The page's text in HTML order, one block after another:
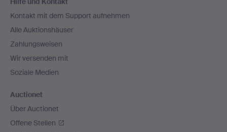
Navigation
Kontakt mit dem Support aufnehmen
Alle Auktionshäuser
Zahlungsweisen
Wir versenden mit
Soziale Medien
Auctionet
Über Auctionet
Offene Stellen